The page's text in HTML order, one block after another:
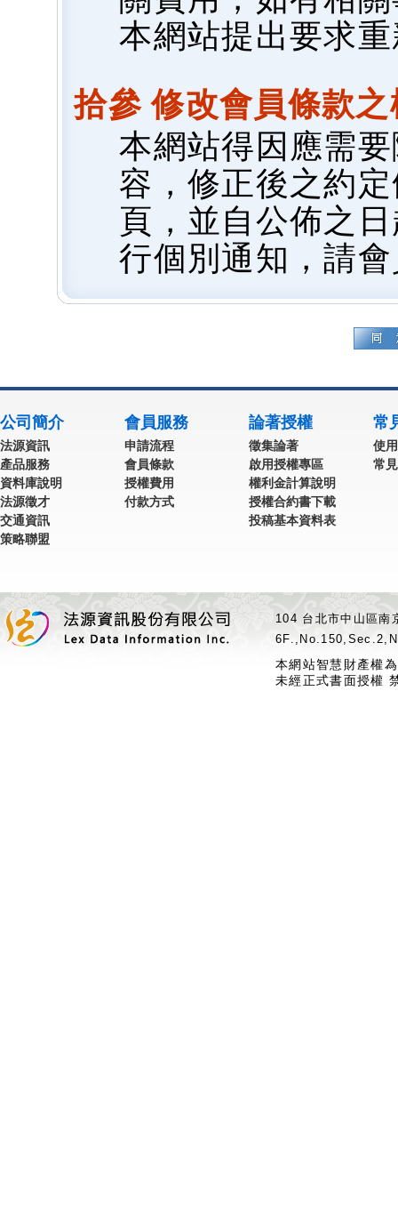
本網站提出要求
拾參 修改會員條款
本網站得因應需
容，修正後之約
頁，並自公佈之
行個別通知，請
公司簡介
法源資訊
產品服務
資料庫說明
法源徵才
交通資訊
策略聯盟
會員服務
申請流程
會員條款
授權費用
付款方式
論著授權
徵集論著
啟用授權專區
權利金計算說明
授權合約書下載
投稿基本資料表
常
使
常
104 台北市中山區
本網站智慧財產權
未經正式書面授權